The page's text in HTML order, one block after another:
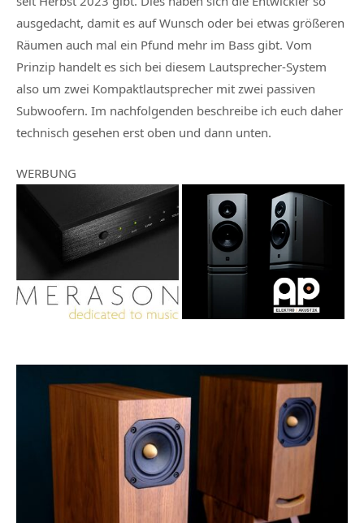
ausgedacht, damit es auf Wunsch oder bei etwas größeren
Räumen auch mal ein Pfund mehr im Bass gibt. Vom
Prinzip handelt es sich bei diesem Lautsprecher-System
also um zwei Kompaktlautsprecher mit zwei passiven
Subwoofern. Im nachfolgenden beschreibe ich euch daher
technisch gesehen erst oben und dann unten.
WERBUNG